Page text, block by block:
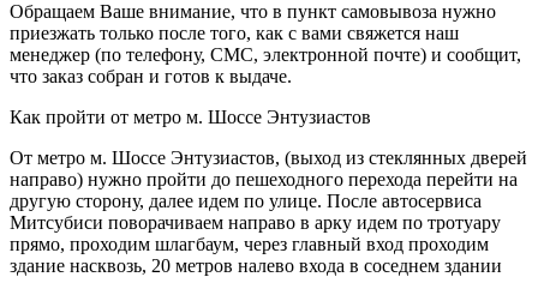
Обращаем Ваше внимание, что в пункт самовывоза нужно
приезжать только после того, как с вами свяжется наш
менеджер (по телефону, СМС, электронной почте) и сообщит,
что заказ собран и готов к выдаче.
Как пройти от метро м. Шоссе Энтузиастов
От метро м. Шоссе Энтузиастов, (выход из стеклянных дверей
направо) нужно пройти до пешеходного перехода перейти на
другую сторону, далее идем по улице. После автосервиса
Митсубиси поворачиваем направо в арку идем по тротуару
прямо, проходим шлагбаум, через главный вход проходим
здание насквозь, 20 метров налево входа в соседнем здании